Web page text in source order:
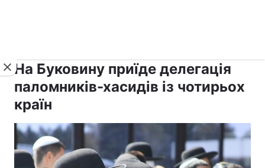
На Буковину приїде делегація
паломників-хасидів із чотирьох
країн